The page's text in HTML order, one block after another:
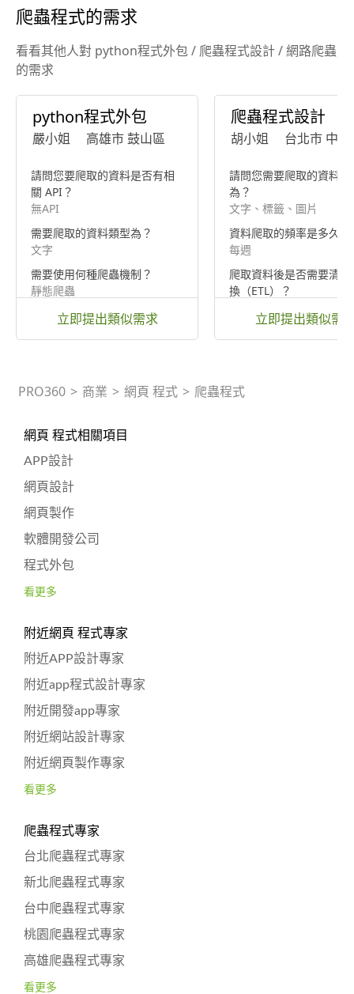
爬蟲程式的需求
看看其他人對 python程式外包 / 爬蟲程式設計 / 網路爬蟲
的需求
python程式外包
嚴小姐 高雄市 鼓山區
請問您要爬取的資料是否有相
關 API？
無API
需要爬取的資料類型為？
文字
需要使用何種爬蟲機制？
靜態爬蟲
立即提出類似需求
爬蟲程式設計
胡小姐 台北市 中
請問您需要爬取的資料類
為？
文字、標籤、圖片
資料爬取的頻率是多久一
每週
爬取資料後是否需要清洗
換（ETL）？
立即提出類似需
PRO360 > 商業 > 網頁 程式 > 爬蟲程式
網頁 程式相關項目
APP設計
網頁設計
網頁製作
軟體開發公司
程式外包
看更多
附近網頁 程式專家
附近APP設計專家
附近app程式設計專家
附近開發app專家
附近網站設計專家
附近網頁製作專家
看更多
爬蟲程式專家
台北爬蟲程式專家
新北爬蟲程式專家
台中爬蟲程式專家
桃園爬蟲程式專家
高雄爬蟲程式專家
看更多